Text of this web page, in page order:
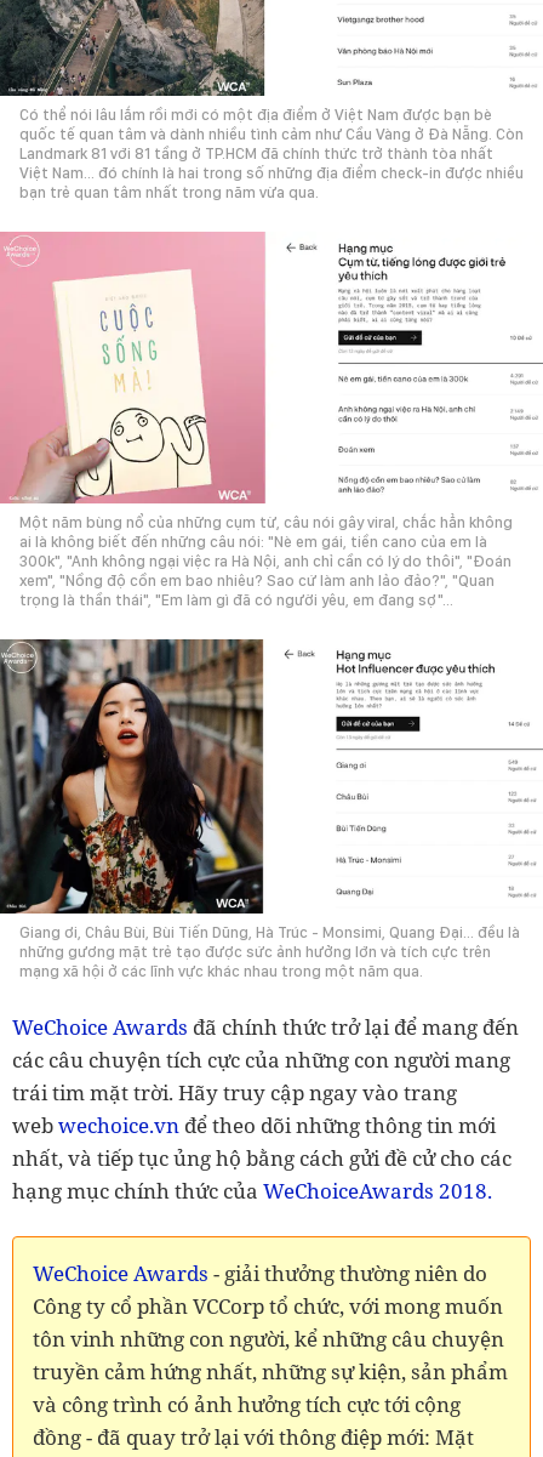
Có thể nói lâu lắm rồi mới có một địa điểm ở Việt Nam được bạn bè
quốc tế quan tâm và dành nhiều tình cảm như Cầu Vàng ở Đà Nẵng. Còn
Landmark 81 với 81 tầng ở TP.HCM đã chính thức trở thành tòa nhất
Việt Nam… đó chính là hai trong số những địa điểm check-in được nhiều
bạn trẻ quan tâm nhất trong năm vừa qua.
Một năm bùng nổ của những cụm từ, câu nói gây viral, chắc hẳn không
ai là không biết đến những câu nói: "Nè em gái, tiền cano của em là
300k", "Anh không ngại việc ra Hà Nội, anh chỉ cần có lý do thôi", "Đoán
xem", "Nồng độ cồn em bao nhiêu? Sao cứ làm anh lảo đảo?", "Quan
trọng là thần thái", "Em làm gì đã có người yêu, em đang sợ"...
Giang ơi, Châu Bùi, Bùi Tiến Dũng, Hà Trúc - Monsimi, Quang Đại… đều là
những gương mặt trẻ tạo được sức ảnh hưởng lớn và tích cực trên
mạng xã hội ở các lĩnh vực khác nhau trong một năm qua.
WeChoice Awards đã chính thức trở lại để mang đến
các câu chuyện tích cực của những con người mang
trái tim mặt trời. Hãy truy cập ngay vào trang
webwechoice.vn để theo dõi những thông tin mới
nhất, và tiếp tục ủng hộ bằng cách gửi đề cử cho các
hạng mục chính thức của WeChoiceAwards 2018.
WeChoice Awards - giải thưởng thường niên do
Công ty cổ phần VCCorp tổ chức, với mong muốn
tôn vinh những con người, kể những câu chuyện
truyền cảm hứng nhất, những sự kiện, sản phẩm
và công trình có ảnh hưởng tích cực tới cộng
đồng - đã quay trở lại với thông điệp mới: Mặt